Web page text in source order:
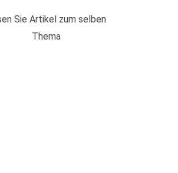
Sie Artikel zum selben
Thema